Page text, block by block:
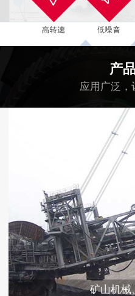
产
应用广泛，
矿山机械